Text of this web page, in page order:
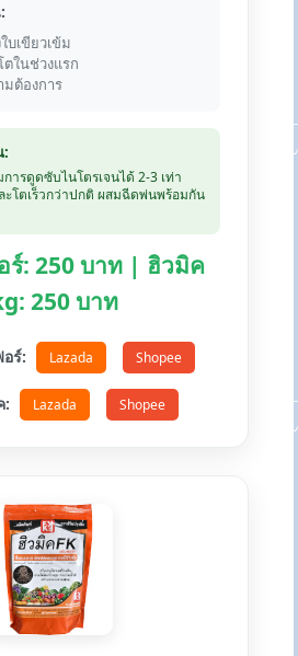
บเขียวเข้ม
ตในช่วงแรก
มต้องการ
:
ารดูดซับไนโตรเจนได้ 2-3 เท่า
ะโตเร็วกว่าปกติ ผสมฉีดพ่นพร้อมกัน
ร์: 250 บาท | ฮิวมิค
250 บาท
ร์: Lazada Shopee
: Lazada Shopee